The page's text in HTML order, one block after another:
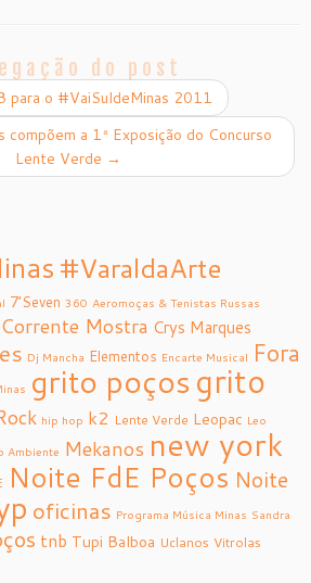
do post
para o #VaiSuldeMinas 2011
compõem a 1ª Exposição do Concurso
Lente Verde →
#VaraldaArte
7’Seven 360 Aeromoças & Tenistas Russas
Corrente Mostra Crys Marques
Dj Mancha Elementos Encarte Musical Fora
grito poçosgrito
hip hop k2 Lente Verde Leopac Leo
Ambiente Mekanos new york
Noite FdE Poços Noite
oficinas Programa Música Minas Sandra
tnb Tupi Balboa Uclanos Vitrolas